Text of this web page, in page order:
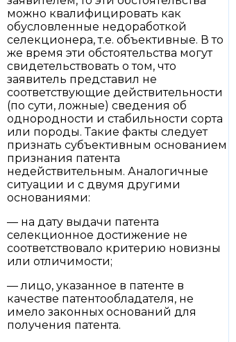
можно квалифицировать как
обусловленные недоработкой
селекционера, т.е. объективные. В то
же время эти обстоятельства могут
свидетельствовать о том, что
заявитель представил не
соответствующие действительности
(по сути, ложные) сведения об
однородности и стабильности сорта
или породы. Такие факты следует
признать субъективным основанием
признания патента
недействительным. Аналогичные
ситуации и с двумя другими
основаниями:
— на дату выдачи патента
селекционное достижение не
соответствовало критерию новизны
или отличимости;
— лицо, указанное в патенте в
качестве патентообладателя, не
имело законных оснований для
получения патента.